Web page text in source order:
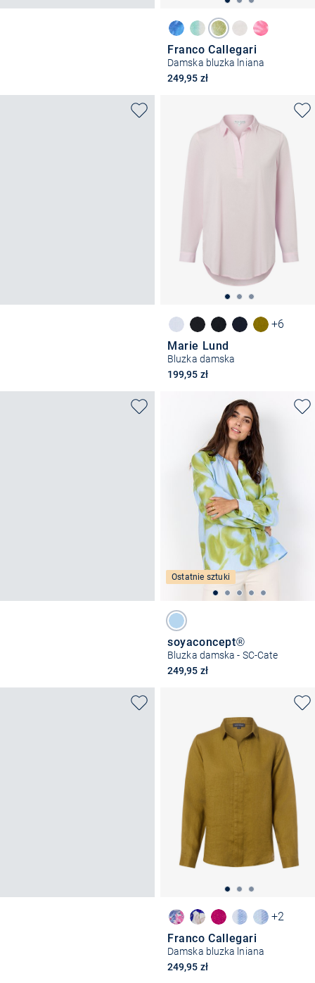
Franco Callegari
Damska bluzka lniana
249,95 zł
+6
Marie Lund
Bluzka damska
199,95 zł
Ostatnie sztuki
soyaconcept®
Bluzka damska - SC-Cate
249,95 zł
+2
Franco Callegari
Damska bluzka lniana
249,95 zł